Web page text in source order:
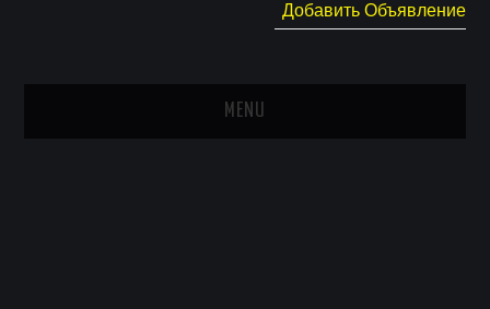
Добавить Объявление
MENU